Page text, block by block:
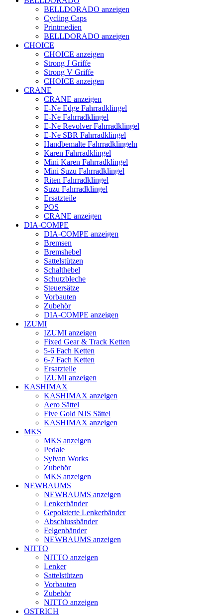
BELLDORADO anzeigen
Cycling Caps
Printmedien
BELLDORADO anzeigen
CHOICE
CHOICE anzeigen
Strong J Griffe
Strong V Griffe
CHOICE anzeigen
CRANE
CRANE anzeigen
E-Ne Edge Fahrradklingel
E-Ne Fahrradklingel
E-Ne Revolver Fahrradklingel
E-Ne SBR Fahrradklingel
Handbemalte Fahrradklingeln
Karen Fahrradklingel
Mini Karen Fahrradklingel
Mini Suzu Fahrradklingel
Riten Fahrradklingel
Suzu Fahrradklingel
Ersatzteile
POS
CRANE anzeigen
DIA-COMPE
DIA-COMPE anzeigen
Bremsen
Bremshebel
Sattelstützen
Schalthebel
Schutzbleche
Steuersätze
Vorbauten
Zubehör
DIA-COMPE anzeigen
IZUMI
IZUMI anzeigen
Fixed Gear & Track Ketten
5-6 Fach Ketten
6-7 Fach Ketten
Ersatzteile
IZUMI anzeigen
KASHIMAX
KASHIMAX anzeigen
Aero Sättel
Five Gold NJS Sättel
KASHIMAX anzeigen
MKS
MKS anzeigen
Pedale
Sylvan Works
Zubehör
MKS anzeigen
NEWBAUMS
NEWBAUMS anzeigen
Lenkerbänder
Gepolsterte Lenkerbänder
Abschlussbänder
Felgenbänder
NEWBAUMS anzeigen
NITTO
NITTO anzeigen
Lenker
Sattelstützen
Vorbauten
Zubehör
NITTO anzeigen
OSTRICH